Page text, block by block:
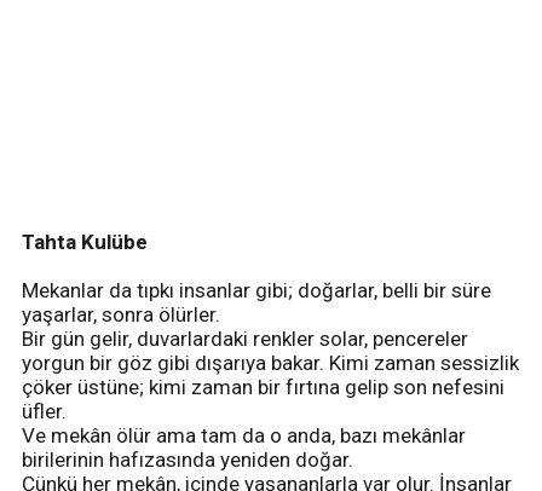
Tahta Kulübe
Mekanlar da tıpkı insanlar gibi; doğarlar, belli bir süre
yaşarlar, sonra ölürler.
Bir gün gelir, duvarlardaki renkler solar, pencereler
yorgun bir göz gibi dışarıya bakar. Kimi zaman sessizlik
çöker üstüne; kimi zaman bir fırtına gelip son nefesini
üfler.
Ve mekân ölür ama tam da o anda, bazı mekânlar
birilerinin hafızasında yeniden doğar.
Çünkü her mekân, içinde yaşananlarla var olur. İnsanlar